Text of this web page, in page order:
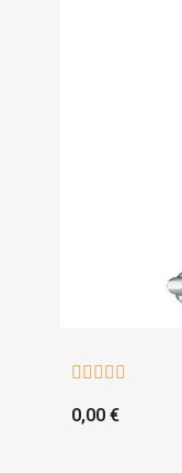
    
0,00 €